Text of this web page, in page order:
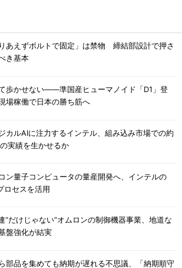
りあえずボルトで固定」は禁物 締結部設計で押さ
き基本
歩かせない――準国産ヒューマノイド「D1」登
場稼働で日本の勝ち筋へ
カルAIに注力するインテル、組み込み市場での約
実績を生かせるか
ン量子コンピュータの量産開発へ、インテルの
ロセスを活用
“だけじゃない”オムロンの制御機器事業、地道な
盤強化が結実
部品を集めても納期が遅れる不思議、「納期順守